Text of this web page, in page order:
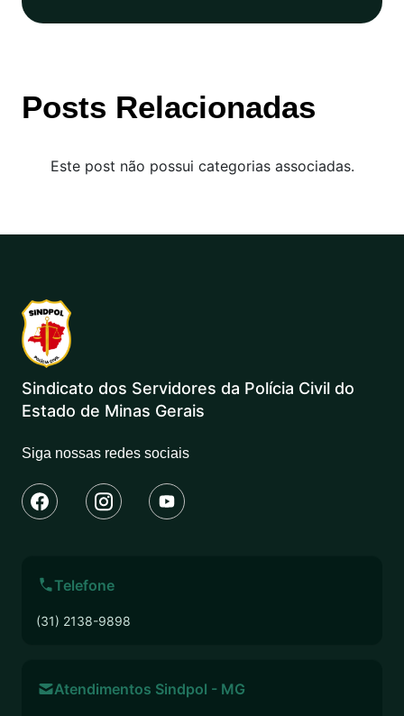
Posts Relacionadas
Este post não possui categorias associadas.
Sindicato dos Servidores da Polícia Civil do
Estado de Minas Gerais
Siga nossas redes sociais
Telefone
(31) 2138-9898
Atendimentos Sindpol - MG